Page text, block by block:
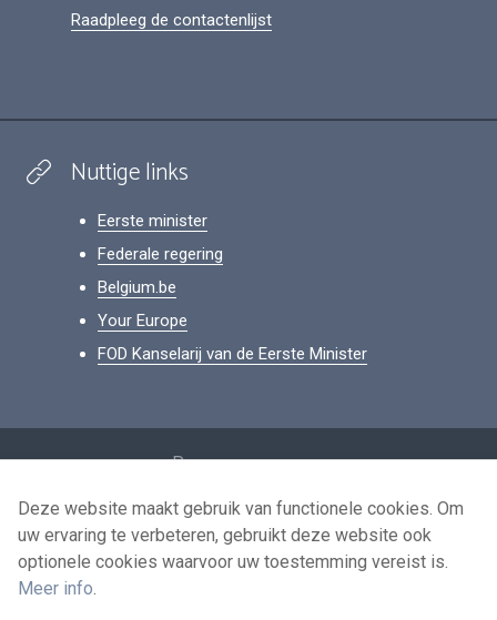
Raadpleeg de contactenlijst
Nuttige links
Eerste minister
Federale regering
Belgium.be
Your Europe
FOD Kanselarij van de Eerste Minister
Persoonsgegevens
Voorwaarden voor het hergebruik
Contacteer ons
Deze website maakt gebruik van functionele cookies. Om
uw ervaring te verbeteren, gebruikt deze website ook
optionele cookies waarvoor uw toestemming vereist is.
Meer info.